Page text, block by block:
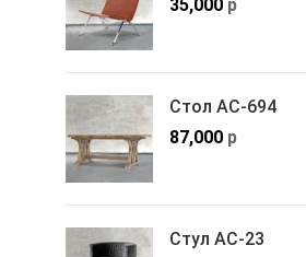
35,000 р
Стол АС-694
87,000 р
Стул АС-23